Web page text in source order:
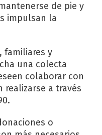
de pie y
impulsan la
familiares y
una colecta
colaborar con
realizarse a través
o